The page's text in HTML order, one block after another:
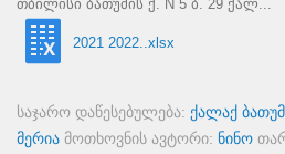
თბილისი ბათუმის ქ. N 5 ბ. 29 ქალ...
2021 2022..xlsx
საჯარო დაწესებულება: ქალაქ
მერია მოთხოვნის ავტორი: ნინო